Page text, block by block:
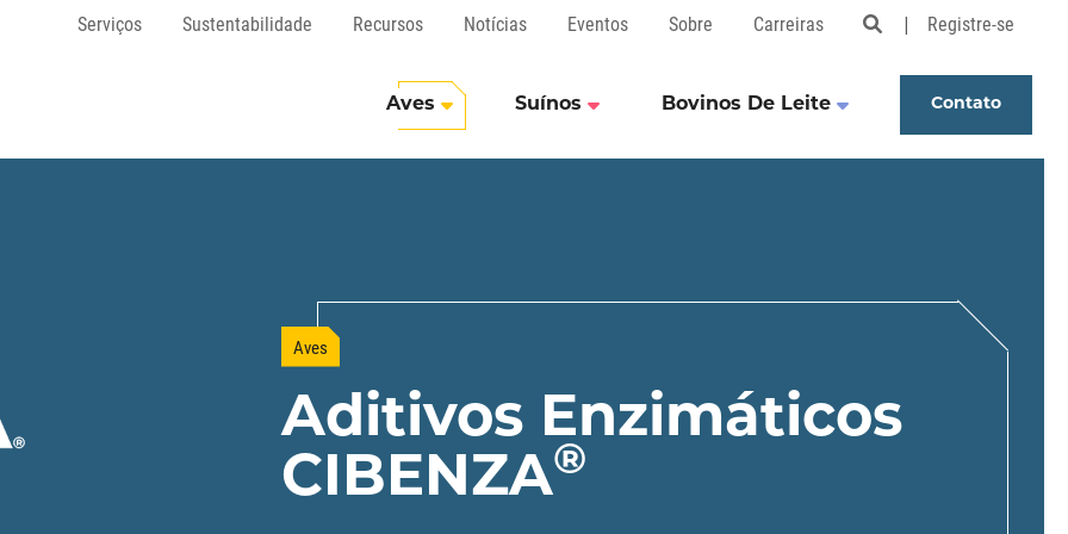
Serviços Sustentabilidade Recursos Notícias Eventos Sobre Carreiras Open Search
Registre-se
Aves Suínos Bovinos De Leite Contato
Aves
Aditivos Enzimáticos
CIBENZA®